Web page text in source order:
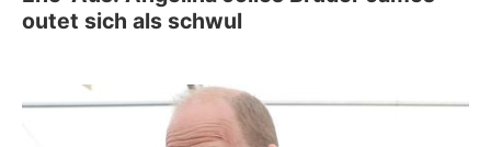
outet sich als schwul